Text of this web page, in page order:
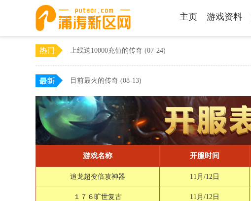
主页 游戏资料
上线送10000充值的传奇 (07-24)
目前最火的传奇 (08-13)
游戏名称 开服时间
追龙超变倍攻神器 11月/12日
１７６旷世复古 11月/12日